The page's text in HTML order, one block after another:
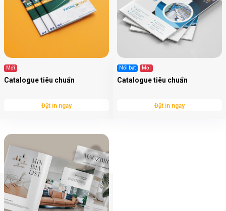
Mới
Catalogue tiêu chuẩn
Đặt in ngay
Nổi bật Mới
Catalogue tiêu chuẩn
Đặt in ngay